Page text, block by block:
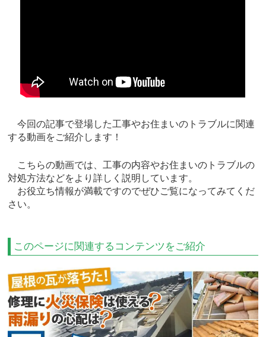
今回の記事で登場した工事やお住まいのトラブルに関連
する動画をご紹介します！
こちらの動画では、工事の内容やお住まいのトラブルの
対処方法などをより詳しく説明しています。
お役立ち情報が満載ですのでぜひご覧になってみてくだ
さい。
このページに関連するコンテンツをご紹介